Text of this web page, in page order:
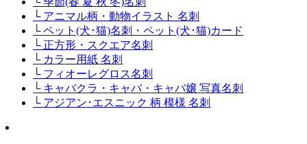
└ アニマル柄・動物イラスト 名刺
└ ペット(犬･猫)名刺・ペット(犬･猫)カード
└ 正方形・スクエア名刺
└ カラー用紙 名刺
└ フィオーレグロス名刺
└ キャバクラ・キャバ・キャバ嬢 写真名刺
└ アジアン･エスニック 柄 模様 名刺